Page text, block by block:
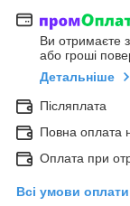
Ви отримаєте
або гроші
Детальніше
Післяплата
Повна оплата
Оплата при
Всі умови оплати